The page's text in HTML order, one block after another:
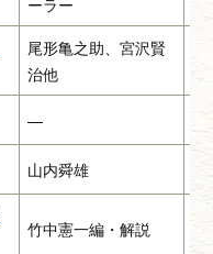
尾形亀之助、宮沢賢
治他
—
山内舜雄
竹中憲一編・解説 緑